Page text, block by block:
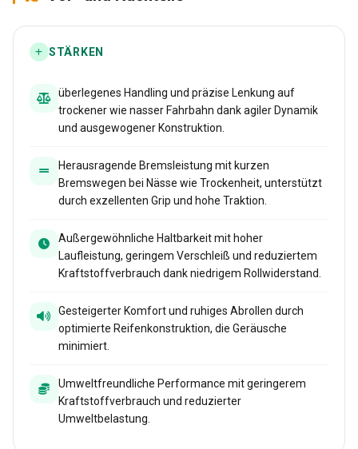
STÄRKEN
überlegenes Handling und präzise Lenkung auf
trockener wie nasser Fahrbahn dank agiler Dynamik
und ausgewogener Konstruktion.
Herausragende Bremsleistung mit kurzen
Bremswegen bei Nässe wie Trockenheit, unterstützt
durch exzellenten Grip und hohe Traktion.
Außergewöhnliche Haltbarkeit mit hoher
Laufleistung, geringem Verschleiß und reduziertem
Kraftstoffverbrauch dank niedrigem Rollwiderstand.
Gesteigerter Komfort und ruhiges Abrollen durch
optimierte Reifenkonstruktion, die Geräusche
minimiert.
Umweltfreundliche Performance mit geringerem
Kraftstoffverbrauch und reduzierter
Umweltbelastung.